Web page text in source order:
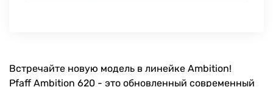
Встречайте новую модель в линейке Ambition!
Pfaff Ambition 620 - это обновленный современный